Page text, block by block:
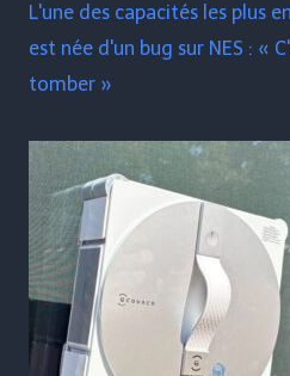
L'une des capacités les plus
est née d'un bug sur NES : «
tomber »